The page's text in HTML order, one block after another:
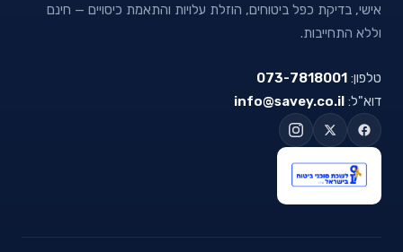
אישי, בדיקת כפל ביטוחים, הוזלת עלויות והתאמת כיסויים — חינם
וללא התחייבות.
טלפון: 073-7818001
דוא"ל: info@savey.co.il